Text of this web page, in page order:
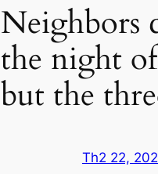
Neighbors
the night
but the
Th2 22,